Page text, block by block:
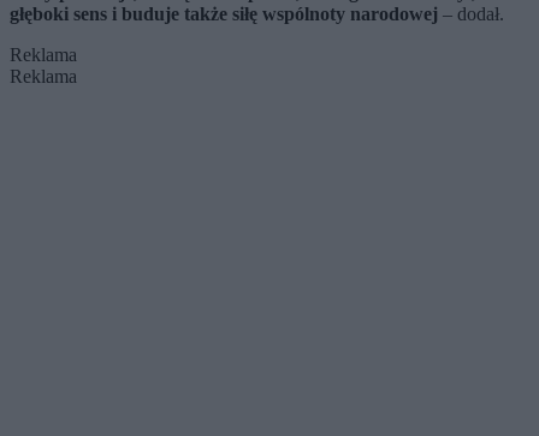
głęboki sens i buduje także siłę wspólnoty narodowej – dodał.
Reklama
Reklama